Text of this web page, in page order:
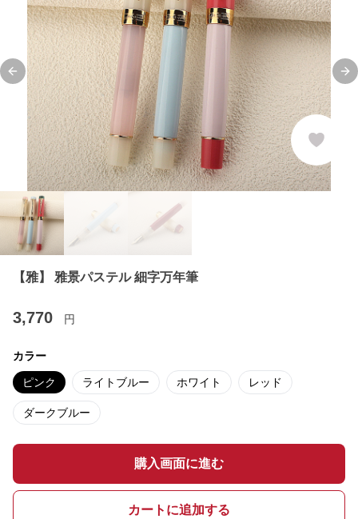
Previous slide
【雅】 雅景パステル 細字万年筆
3,770 円
カラー
ピンク ライトブルー ホワイト レッド
ダークブルー
購入画面に進む
カートに追加する